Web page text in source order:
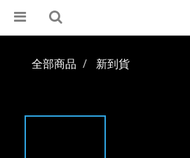
全部商品 新到貨